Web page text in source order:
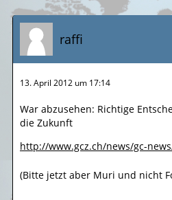
raffi
13. April 2012 um 17:14
War abzusehen: Richtige
die Zukunft
http://www.gcz.ch/news/gc-
(Bitte jetzt aber Muri und nicht